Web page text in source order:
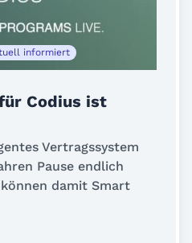
informiert
Codius ist
Vertragssystem
Pause endlich
damit Smart